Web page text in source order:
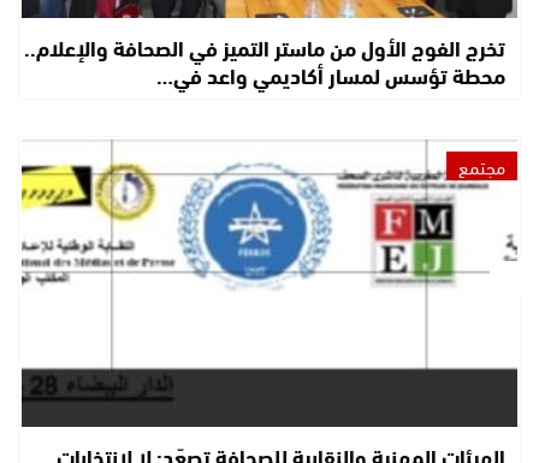
تخرج الفوج الأول من ماستر التميز في الصحافة والإعلام..
محطة تؤسس لمسار أكاديمي واعد في…
مجتمع